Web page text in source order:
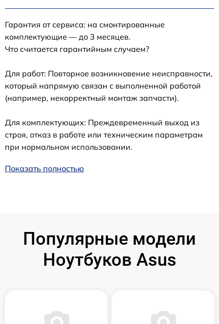
Гарантия от сервиса: на смонтированные
комплектующие — до 3 месяцев.
Что считается гарантийным случаем?
Для работ: Повторное возникновение неисправности,
который напрямую связан с выполненной работой
(например, некорректный монтаж запчасти).
Для комплектующих: Преждевременный выход из
строя, отказ в работе или техническим параметрам
при нормальном использовании.
Показать полностью
Популярные модели
Ноутбуков Asus